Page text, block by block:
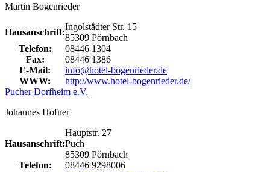
Martin Bogenrieder
Hausanschrift:
Ingolstädter Str. 15
85309 Pörnbach
Telefon:
08446 1304
Fax:
08446 1386
E-Mail:
info@hotel-bogenrieder.de
WWW:
http://www.hotel-bogenrieder.de/
Pucher Dorfheim e.V.
Johannes Hofner
Hausanschrift:
Hauptstr. 27
Puch
85309 Pörnbach
Telefon:
08446 9298006